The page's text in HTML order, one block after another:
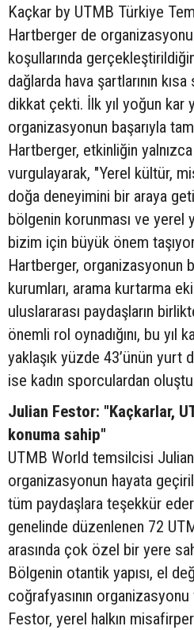
Kaçkar by UTMB Türkiye
Hartberger de
koşullarında
dağlarda hava şartlarının
dikkat çekti. İlk yıl yoğun kar
organizasyonun başarıyla
Hartberger, etkinliğin yalnızca
vurgulayarak, "Yerel kültür,
doğa deneyimini bir araya
bölgenin korunması ve yerel
bizim için büyük önem
Hartberger, organizasyonun
kurumları, arama kurtarma
uluslararası paydaşların
önemli rol oynadığını, bu yıl
yaklaşık yüzde 43’ünün yurt
ise kadın sporculardan
Julian Festor: "Kaçkarlar,
konuma sahip"
UTMB World temsilcisi
organizasyonun hayata
tüm paydaşlara teşekkür
genelinde düzenlenen 72
arasında çok özel bir yere
Bölgenin otantik yapısı, el
coğrafyasının organizasyonu
Festor, yerel halkın